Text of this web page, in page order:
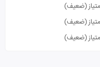
(ضعیف)
(ضعیف)
(ضعیف)